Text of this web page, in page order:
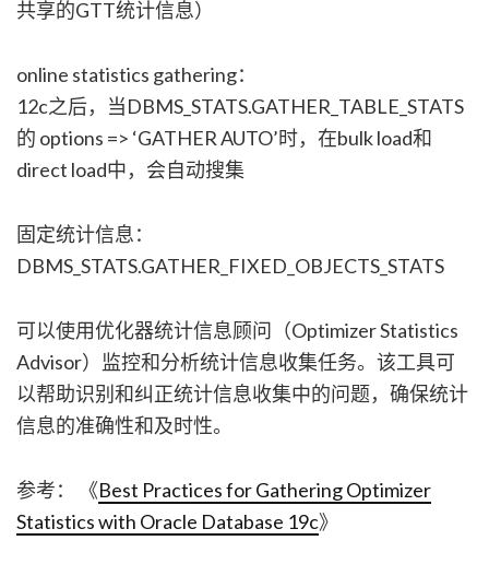
共享的GTT统计信息）
online statistics gathering：
12c之后，当DBMS_STATS.GATHER_TABLE_STATS
的 options => ‘GATHER AUTO’时，在bulk load和
direct load中，会自动搜集
固定统计信息：
DBMS_STATS.GATHER_FIXED_OBJECTS_STATS
可以使用优化器统计信息顾问（Optimizer Statistics
Advisor）监控和分析统计信息收集任务。该工具可
以帮助识别和纠正统计信息收集中的问题，确保统计
信息的准确性和及时性。
参考： 《Best Practices for Gathering Optimizer
Statistics with Oracle Database 19c》